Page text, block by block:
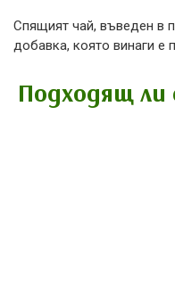
Спящият чай, въведен в
добавка, която винаги е
Подходящ ли